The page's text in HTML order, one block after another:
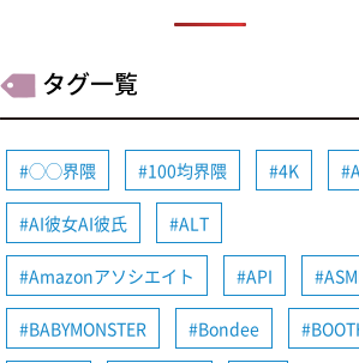
タグ一覧
◯◯界隈 100均界隈 4K
AI彼女AI彼氏 ALT
Amazonアソシエイト API
BABYMONSTER Bondee